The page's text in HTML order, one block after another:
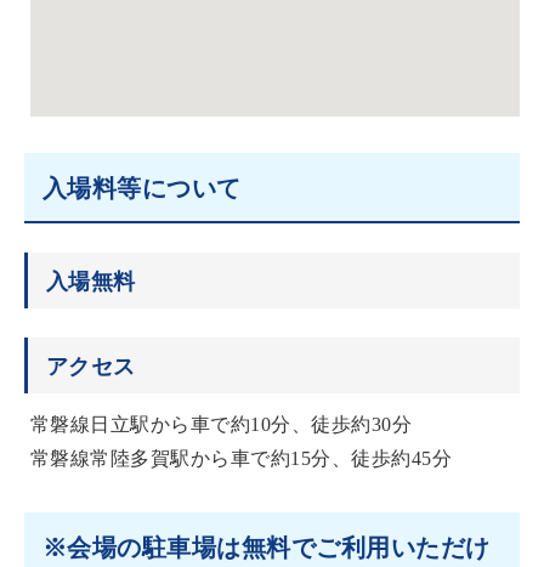
入場料等について
入場無料
アクセス
常磐線日立駅から車で約10分、徒歩約30分
常磐線常陸多賀駅から車で約15分、徒歩約45分
※会場の駐車場は無料でご利用いただけ